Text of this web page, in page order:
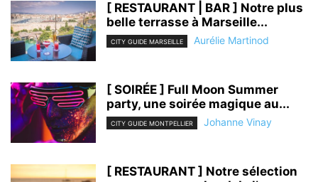
[ RESTAURANT | BAR ] Notre plus
belle terrasse à Marseille...
CITY GUIDE MARSEILLE Aurélie Martinod
[ SOIRÉE ] Full Moon Summer
party, une soirée magique au...
CITY GUIDE MONTPELLIER Johanne Vinay
[ RESTAURANT ] Notre sélection